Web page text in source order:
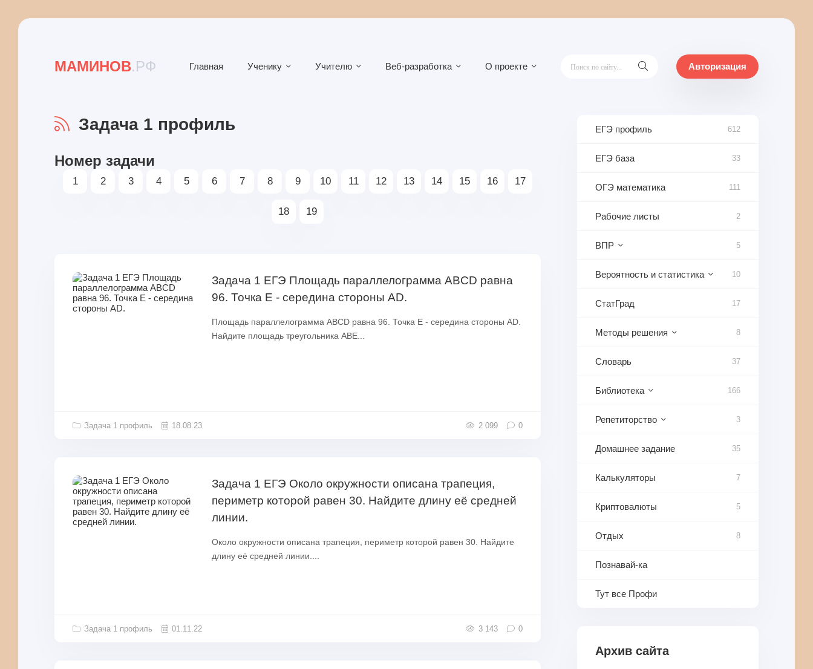
МАМИНОВ.РФ Главная Ученику Учителю Веб-разработка О проекте Авторизация
Задача 1 профиль
Номер задачи
1 2 3 4 5 6 7 8 9 10 11 12 13 14 15 16 17
18 19
Задача 1 ЕГЭ Площадь параллелограмма ABCD равна
96. Точка Е - середина стороны AD.
Площадь параллелограмма ABCD равна 96. Точка Е - середина стороны AD.
Найдите площадь треугольника ABE...
Задача 1 профиль 18.08.23 2 099 0
Задача 1 ЕГЭ Около окружности описана трапеция,
периметр которой равен 30. Найдите длину её средней
линии.
Около окружности описана трапеция, периметр которой равен 30. Найдите
длину её средней линии....
Задача 1 профиль 01.11.22 3 143 0
ЕГЭ профиль 612
ЕГЭ база 33
ОГЭ математика 111
Рабочие листы 2
ВПР 5
Вероятность и статистика 10
СтатГрад 17
Методы решения 8
Словарь 37
Библиотека 166
Репетиторство 3
Домашнее задание 35
Калькуляторы 7
Криптовалюты 5
Отдых 8
Познавай-ка
Тут все Профи
Архив сайта